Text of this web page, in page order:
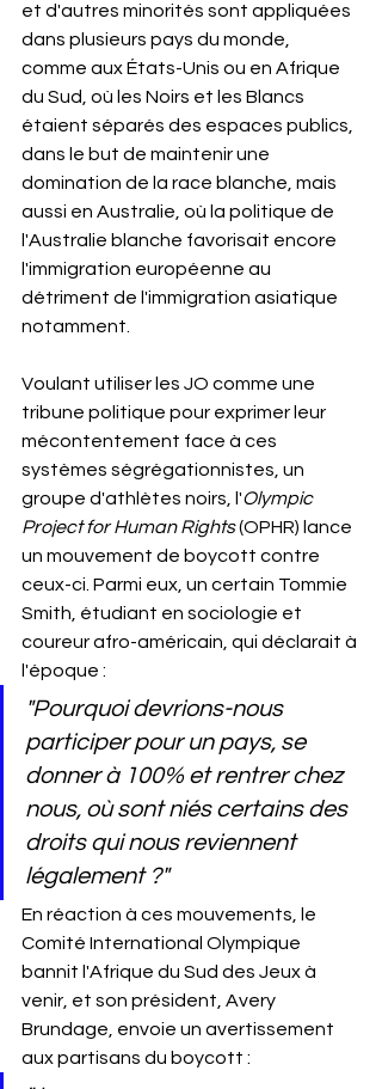
et d'autres minorités sont appliquées
dans plusieurs pays du monde,
comme aux États-Unis ou en Afrique
du Sud, où les Noirs et les Blancs
étaient séparés des espaces publics,
dans le but de maintenir une
domination de la race blanche, mais
aussi en Australie, où la politique de
l'Australie blanche favorisait encore
l'immigration européenne au
détriment de l'immigration asiatique
notamment.
Voulant utiliser les JO comme une
tribune politique pour exprimer leur
mécontentement face à ces
systèmes ségrégationnistes, un
groupe d'athlètes noirs, l'Olympic
Project for Human Rights (OPHR) lance
un mouvement de boycott contre
ceux-ci. Parmi eux, un certain Tommie
Smith, étudiant en sociologie et
coureur afro-américain, qui déclarait à
l'époque :
"Pourquoi devrions-nous
participer pour un pays, se
donner à 100% et rentrer chez
nous, où sont niés certains des
droits qui nous reviennent
légalement ?"
En réaction à ces mouvements, le
Comité International Olympique
bannit l'Afrique du Sud des Jeux à
venir, et son président, Avery
Brundage, envoie un avertissement
aux partisans du boycott :